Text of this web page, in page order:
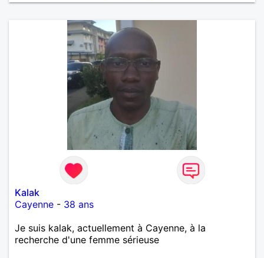
Kalak
Cayenne - 38 ans
Je suis kalak, actuellement à Cayenne, à la
recherche d'une femme sérieuse